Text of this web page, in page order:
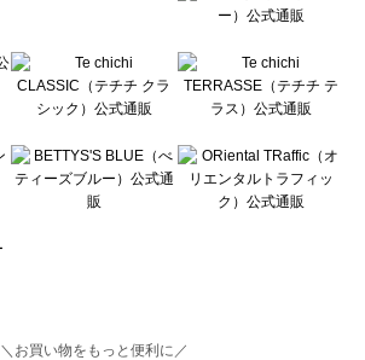
＼お買い物をもっと便利に／